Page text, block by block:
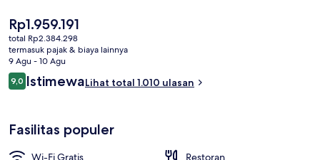
hanya beberapa langkah.
Harga
saat
ini
Rp1.959.191
Rp1.959.191
total Rp2.384.298
termasuk pajak & biaya lainnya
9 Agu - 10 Agu
Ulasan
9,09,0 dari 10
IstimewaLihat total 1.010 ulasan
Fasilitas populer
Wi-Fi Gratis
Restoran